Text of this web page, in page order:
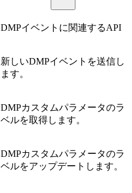
DMPイベントに関連するAPI
新しいDMPイベントを送信し
ます。
DMPカスタムパラメータのラ
ベルを取得します。
DMPカスタムパラメータのラ
ベルをアップデートします。